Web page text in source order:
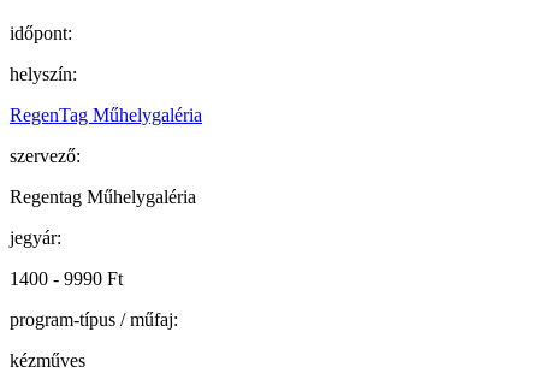
időpont:
helyszín:
RegenTag Műhelygaléria
szervező:
Regentag Műhelygaléria
jegyár:
1400 - 9990 Ft
program-típus / műfaj:
kézműves